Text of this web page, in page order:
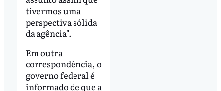
tivermos uma
perspectiva sólida
da agência".
Em outra
correspondência, o
governo federal é
informado de que a